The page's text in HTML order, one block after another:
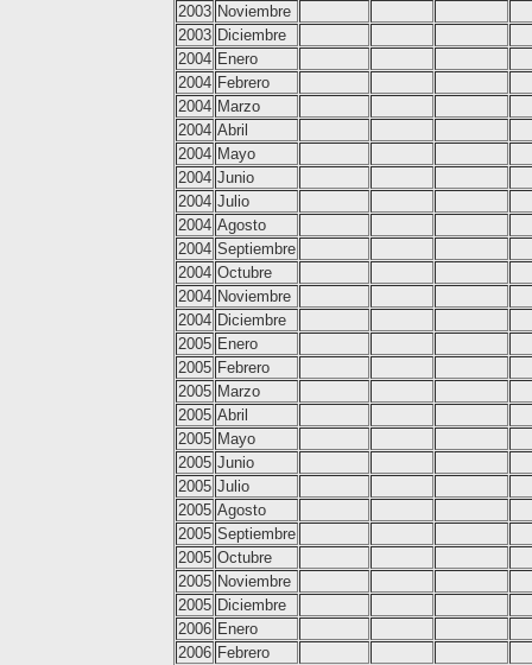
2003 Noviembre
2003 Diciembre
2004 Enero
2004 Febrero
2004 Marzo
2004 Abril
2004 Mayo
2004 Junio
2004 Julio
2004 Agosto
2004 Septiembre
2004 Octubre
2004 Noviembre
2004 Diciembre
2005 Enero
2005 Febrero
2005 Marzo
2005 Abril
2005 Mayo
2005 Junio
2005 Julio
2005 Agosto
2005 Septiembre
2005 Octubre
2005 Noviembre
2005 Diciembre
2006 Enero
2006 Febrero